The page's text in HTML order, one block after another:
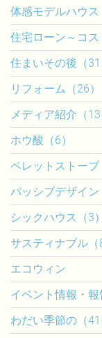
体感モデルハウス
住宅ローン～コス
住まいその後（31
リフォーム（26）
メディア紹介（13
ホウ酸（6）
ペレットストーブ
パッシブデザイン
シックハウス（3）
サスティナブル（8
エコウィン
イベント情報・報
わだい季節の（41